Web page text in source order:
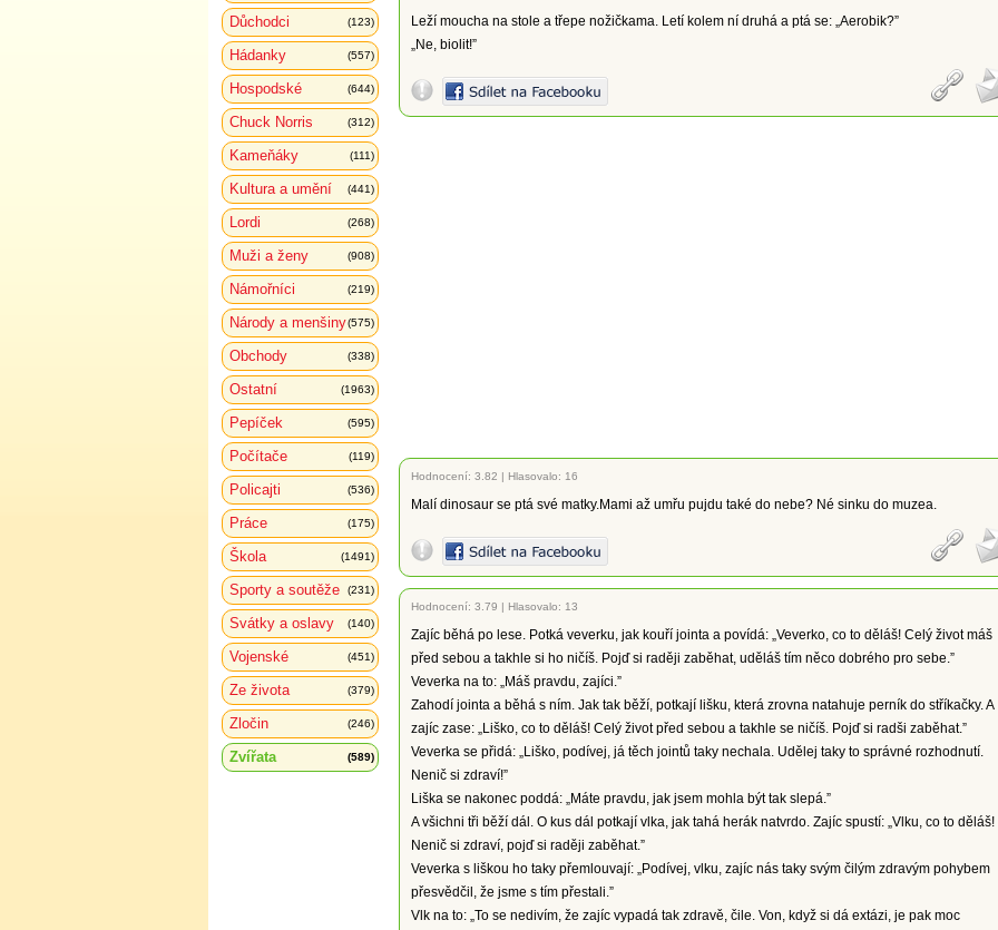
Důchodci (123)
Hádanky (557)
Hospodské (644)
Chuck Norris (312)
Kameňáky (111)
Kultura a umění (441)
Lordi (268)
Muži a ženy (908)
Námořníci (219)
Národy a menšiny(575)
Obchody (338)
Ostatní (1963)
Pepíček (595)
Počítače (119)
Policajti (536)
Práce (175)
Škola (1491)
Sporty a soutěže (231)
Svátky a oslavy (140)
Vojenské (451)
Ze života (379)
Zločin (246)
Zvířata (589)
Leží moucha na stole a třepe nožičkama. Letí kolem ní druhá a ptá se: „Aerobik?”
„Ne, biolit!”
Hodnocení: 3.82 | Hlasovalo: 16
Malí dinosaur se ptá své matky.Mami až umřu pujdu také do nebe? Né sinku do muzea.
Hodnocení: 3.79 | Hlasovalo: 13
Zajíc běhá po lese. Potká veverku, jak kouří jointa a povídá: „Veverko, co to děláš! Celý život máš
před sebou a takhle si ho ničíš. Pojď si raději zaběhat, uděláš tím něco dobrého pro sebe.”
Veverka na to: „Máš pravdu, zajíci.”
Zahodí jointa a běhá s ním. Jak tak běží, potkají lišku, která zrovna natahuje perník do stříkačky. A
zajíc zase: „Liško, co to děláš! Celý život před sebou a takhle se ničíš. Pojď si radši zaběhat.”
Veverka se přidá: „Liško, podívej, já těch jointů taky nechala. Udělej taky to správné rozhodnutí.
Nenič si zdraví!”
Liška se nakonec poddá: „Máte pravdu, jak jsem mohla být tak slepá.”
A všichni tři běží dál. O kus dál potkají vlka, jak tahá herák natvrdo. Zajíc spustí: „Vlku, co to děláš!
Nenič si zdraví, pojď si raději zaběhat.”
Veverka s liškou ho taky přemlouvají: „Podívej, vlku, zajíc nás taky svým čilým zdravým pohybem
přesvědčil, že jsme s tím přestali.”
Vlk na to: „To se nedivím, že zajíc vypadá tak zdravě, čile. Von, když si dá extázi, je pak moc